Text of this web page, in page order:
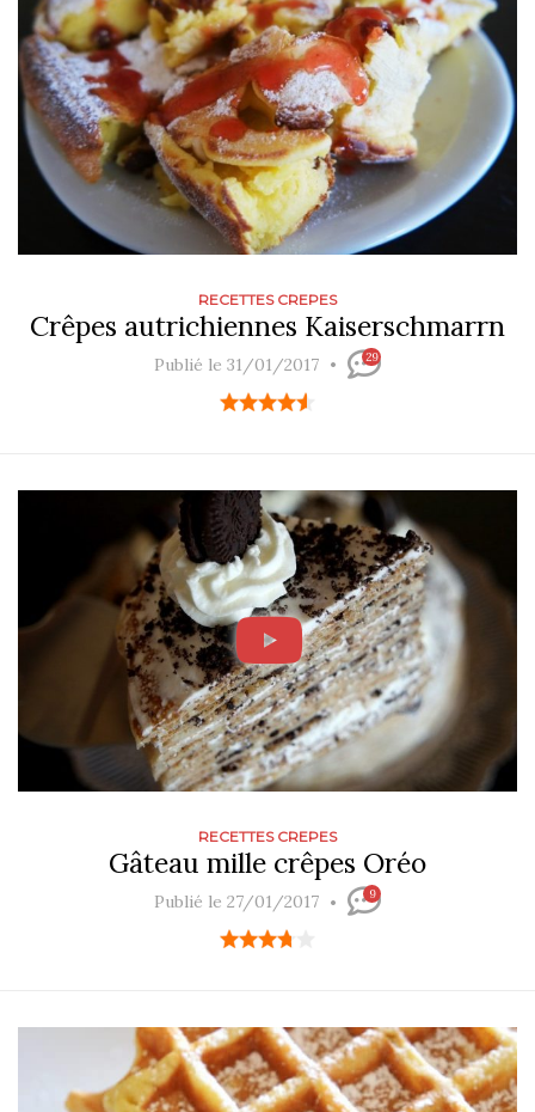
RECETTES CREPES
Crêpes autrichiennes Kaiserschmarrn
Publié le 31/01/2017 29
RECETTES CREPES
Gâteau mille crêpes Oréo
Publié le 27/01/2017 9